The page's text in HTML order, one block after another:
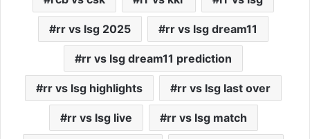
rr vs lsg 2025 rr vs lsg dream11
rr vs lsg dream11 prediction
rr vs lsg highlights rr vs lsg last over
rr vs lsg live rr vs lsg match